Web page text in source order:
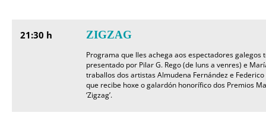
21:30 h ZIGZAG
Programa que lles achega aos espectadores galegos
presentado por Pilar G. Rego (de luns a venres) e
traballos dos artistas Almudena Fernández e
que recibe hoxe o galardón honorífico dos Premios
‘Zigzag’.